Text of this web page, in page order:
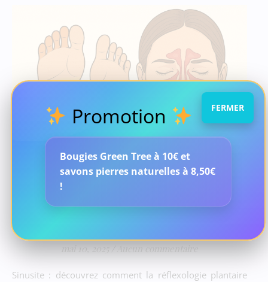
Soulager la Sinusite grâce
à la Réflexologie Plantaire
mai 10, 2025 / Aucun commentaire
Sinusite : découvrez comment la réflexologie plantaire
Promotion
Bougies Green Tree à 10€ et
savons pierres naturelles à 8,50€
!
FERMER